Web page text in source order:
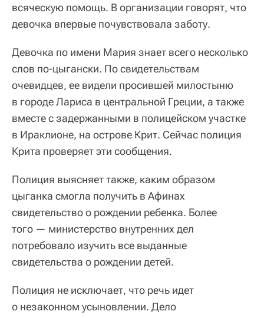
всяческую помощь. В организации говорят, что
девочка впервые почувствовала заботу.
Девочка по имени Мария знает всего несколько
слов по-цыгански. По свидетельствам
очевидцев, ее видели просившей милостыню
в городе Лариса в центральной Греции, а также
вместе с задержанными в полицейском участке
в Ираклионе, на острове Крит. Сейчас полиция
Крита проверяет эти сообщения.
Полиция выясняет также, каким образом
цыганка смогла получить в Афинах
свидетельство о рождении ребенка. Более
того — министерство внутренних дел
потребовало изучить все выданные
свидетельства о рождении детей.
Полиция не исключает, что речь идет
о незаконном усыновлении. Дело